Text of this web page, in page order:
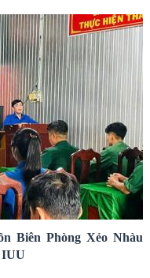
Biên Phòng Xẻo Nhàu
IUU